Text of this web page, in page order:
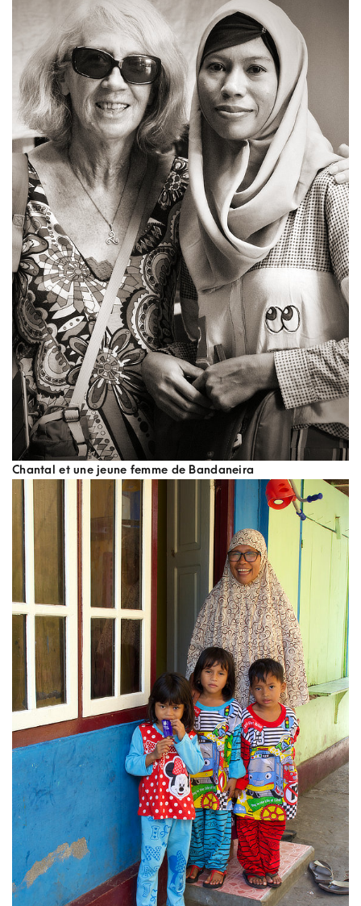
Chantal et une jeune femme de Bandaneira